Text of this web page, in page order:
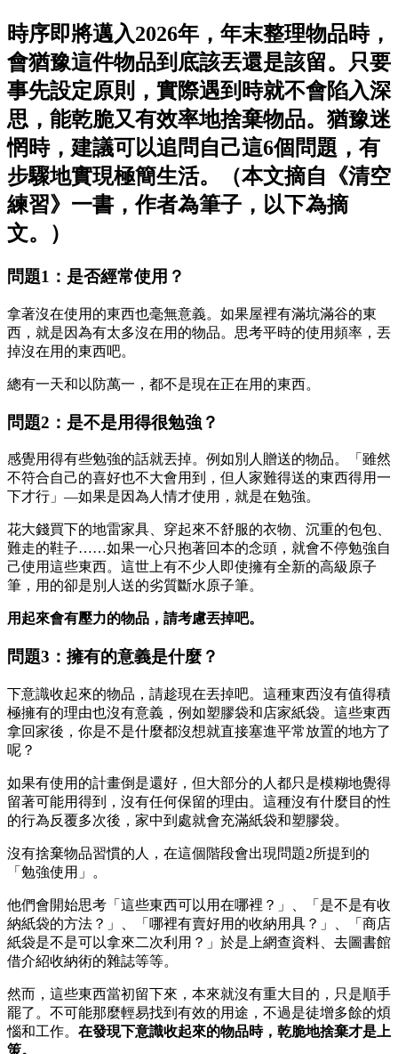
時序即將邁入2026年，年末整理物品時，
會猶豫這件物品到底該丟還是該留。只要
事先設定原則，實際遇到時就不會陷入深
思，能乾脆又有效率地捨棄物品。猶豫迷
惘時，建議可以追問自己這6個問題，有
步驟地實現極簡生活。（本文摘自《清空
練習》一書，作者為筆子，以下為摘
文。）
問題1：是否經常使用？
拿著沒在使用的東西也毫無意義。如果屋裡有滿坑滿谷的東
西，就是因為有太多沒在用的物品。思考平時的使用頻率，丟
掉沒在用的東西吧。
總有一天和以防萬一，都不是現在正在用的東西。
問題2：是不是用得很勉強？
感覺用得有些勉強的話就丟掉。例如別人贈送的物品。「雖然
不符合自己的喜好也不大會用到，但人家難得送的東西得用一
下才行」—如果是因為人情才使用，就是在勉強。
花大錢買下的地雷家具、穿起來不舒服的衣物、沉重的包包、
難走的鞋子……如果一心只抱著回本的念頭，就會不停勉強自
己使用這些東西。這世上有不少人即使擁有全新的高級原子
筆，用的卻是別人送的劣質斷水原子筆。
用起來會有壓力的物品，請考慮丟掉吧。
問題3：擁有的意義是什麼？
下意識收起來的物品，請趁現在丟掉吧。這種東西沒有值得積
極擁有的理由也沒有意義，例如塑膠袋和店家紙袋。這些東西
拿回家後，你是不是什麼都沒想就直接塞進平常放置的地方了
呢？
如果有使用的計畫倒是還好，但大部分的人都只是模糊地覺得
留著可能用得到，沒有任何保留的理由。這種沒有什麼目的性
的行為反覆多次後，家中到處就會充滿紙袋和塑膠袋。
沒有捨棄物品習慣的人，在這個階段會出現問題2所提到的
「勉強使用」。
他們會開始思考「這些東西可以用在哪裡？」、「是不是有收
納紙袋的方法？」、「哪裡有賣好用的收納用具？」、「商店
紙袋是不是可以拿來二次利用？」於是上網查資料、去圖書館
借介紹收納術的雜誌等等。
然而，這些東西當初留下來，本來就沒有重大目的，只是順手
罷了。不可能那麼輕易找到有效的用途，不過是徒增多餘的煩
惱和工作。 在發現下意識收起來的物品時，乾脆地捨棄才是上
策。